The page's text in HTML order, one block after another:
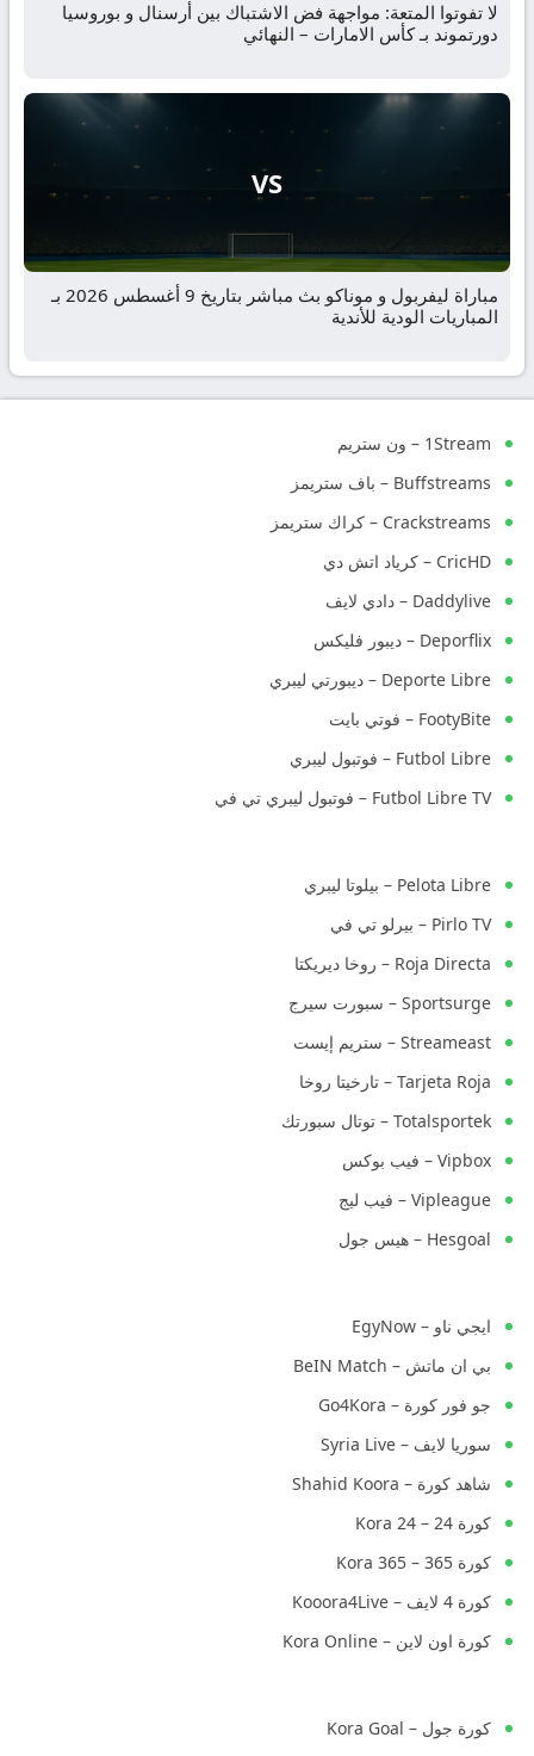
لا تفوتوا المتعة: مواجهة فض الاشتباك بين أرسنال و بوروسيا
دورتموند بـ كأس الامارات – النهائي
VS
مباراة ليفربول و موناكو بث مباشر بتاريخ 9 أغسطس 2026 بـ
المباريات الودية للأندية
1Stream – ون ستريم
Buffstreams – باف ستريمز
Crackstreams – كراك ستريمز
CricHD – كرياد اتش دي
Daddylive – دادي لايف
Deporflix – ديبور فليكس
Deporte Libre – ديبورتي ليبري
FootyBite – فوتي بايت
Futbol Libre – فوتبول ليبري
Futbol Libre TV – فوتبول ليبري تي في
Pelota Libre – بيلوتا ليبري
Pirlo TV – بيرلو تي في
Roja Directa – روخا ديريكتا
Sportsurge – سبورت سيرج
Streameast – ستريم إيست
Tarjeta Roja – تارخيتا روخا
Totalsportek – توتال سبورتك
Vipbox – فيب بوكس
Vipleague – فيب ليج
Hesgoal – هيس جول
ايجي ناو – EgyNow
بي ان ماتش – BeIN Match
جو فور كورة – Go4Kora
سوريا لايف – Syria Live
شاهد كورة – Shahid Koora
كورة 24 – Kora 24
كورة 365 – Kora 365
كورة 4 لايف – Kooora4Live
كورة اون لاين – Kora Online
كورة جول – Kora Goal